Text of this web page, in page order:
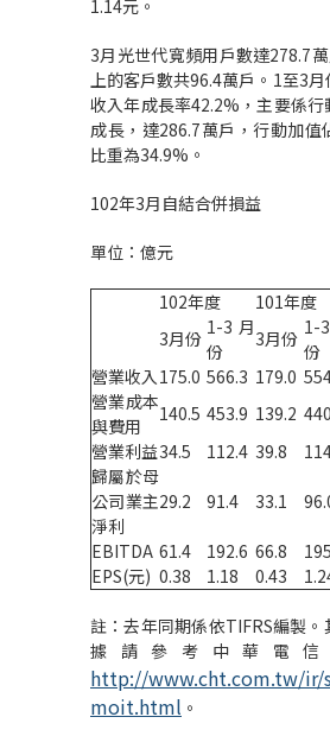
1.14元。
3月光世代寬頻用戶數達278.7
上的客戶數共96.4萬戶。1至3
收入年成長率42.2%，主要係
成長，達286.7萬戶，行動加值
比重為34.9%。
102年3月自結合併損益
單位：億元
102年度 101年度
3月份 1-3月
份
3月份 1-
份
營業收入175.0 566.3 179.0
營業成本
與費用
140.5 453.9 139.2
營業利益34.5 112.4 39.8
歸屬於母
公司業主
淨利
29.2 91.4 33.1
EBITDA 61.4 192.6 66.8
EPS(元) 0.38 1.18 0.43
註：去年同期係依TIFRS編製
據請參考中華電
http://www.cht.com.tw/
moit.html 。